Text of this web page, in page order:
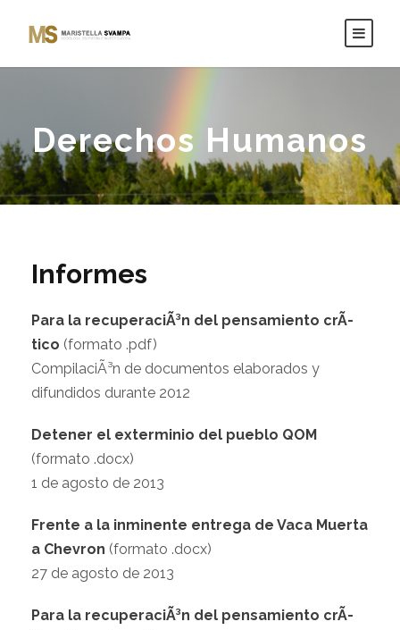
Derechos Humanos
Informes
Para la recuperaciÃ³n del pensamiento crÃ­
tico (formato .pdf)
CompilaciÃ³n de documentos elaborados y
difundidos durante 2012
Detener el exterminio del pueblo QOM
(formato .docx)
1 de agosto de 2013
Frente a la inminente entrega de Vaca Muerta
a Chevron (formato .docx)
27 de agosto de 2013
Para la recuperaciÃ³n del pensamiento crÃ­